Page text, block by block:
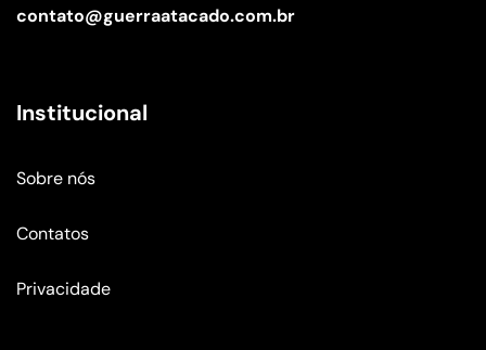
contato@guerraatacado.com.br
Institucional
Sobre nós
Contatos
Privacidade